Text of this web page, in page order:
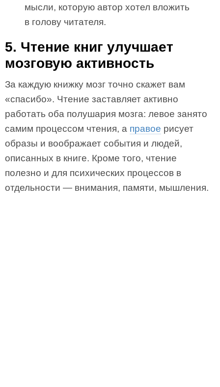
мысли, которую автор хотел вложить
в голову читателя.
5. Чтение книг улучшает
мозговую активность
За каждую книжку мозг точно скажет вам
«спасибо». Чтение заставляет активно
работать оба полушария мозга: левое занято
самим процессом чтения, а правое рисует
образы и воображает события и людей,
описанных в книге. Кроме того, чтение
полезно и для психических процессов в
отдельности — внимания, памяти, мышления.